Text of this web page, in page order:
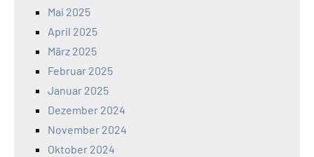
Mai 2025
April 2025
März 2025
Februar 2025
Januar 2025
Dezember 2024
November 2024
Oktober 2024